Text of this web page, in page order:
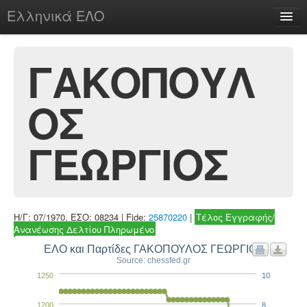
Ελληνικά ΕΛΟ
chesstu.be @ discord
Login
ΓΑΚΟΠΟΥΛ
ΟΣ
ΓΕΩΡΓΙΟΣ
Η/Γ: 07/1970, ΕΣΟ: 08234 | Fide: 25870220 | Τέλος Εγγραφής/
Ανανέωσης Δελτίου Πληρωμένο
ΕΛΟ και Παρτίδες ΓΑΚΟΠΟΥΛΟΣ ΓΕΩΡΓΙΟΣ
Source: chessfed.gr
1200
1250
8
10